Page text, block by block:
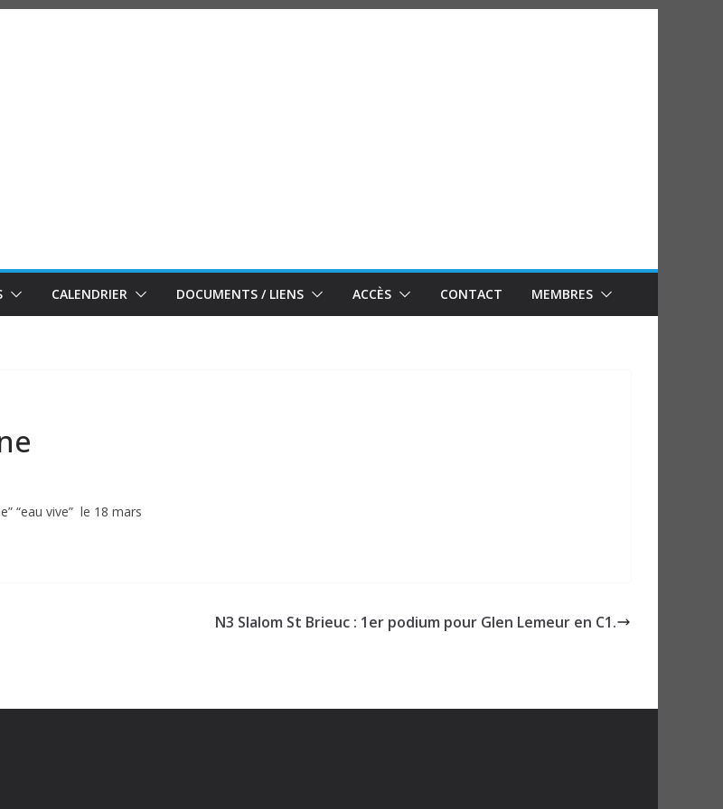
CALENDRIER DOCUMENTS / LIENS ACCÈS CONTACT MEMBRES
“eau vive” le 18 mars
N3 Slalom St Brieuc : 1er podium pour Glen Lemeur en C1.